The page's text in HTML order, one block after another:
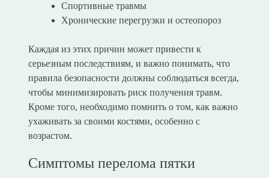
Спортивные травмы
Хронические перегрузки и остеопороз
Каждая из этих причин может привести к
серьезным последствиям, и важно понимать, что
правила безопасности должны соблюдаться всегда,
чтобы минимизировать риск получения травм.
Кроме того, необходимо помнить о том, как важно
ухаживать за своими костями, особенно с
возрастом.
Симптомы перелома пятки